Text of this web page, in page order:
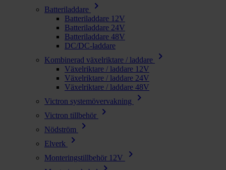
Batteriladdare
chevron_right
Batteriladdare 12V
Batteriladdare 24V
Batteriladdare 48V
DC/DC-laddare
Kombinerad växelriktare / laddare
chevron_right
Växelriktare / laddare 12V
Växelriktare / laddare 24V
Växelriktare / laddare 48V
Victron systemövervakning
chevron_right
Victron tillbehör chevron_right
Nödström chevron_right
Elverk chevron_right
Monteringstillbehör 12V chevron_right